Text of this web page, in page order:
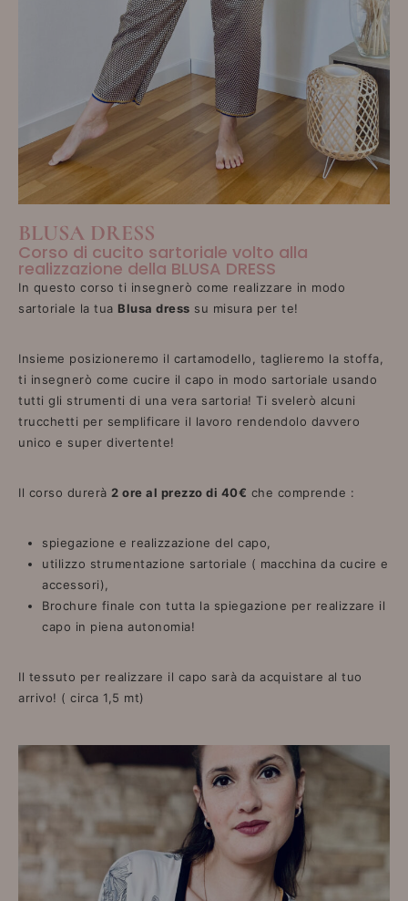
BLUSA DRESS
Corso di cucito sartoriale volto alla
realizzazione della BLUSA DRESS
In questo corso ti insegnerò come realizzare in modo
sartoriale la tua Blusa dress su misura per te!
Insieme posizioneremo il cartamodello, taglieremo la stoffa,
ti insegnerò come cucire il capo in modo sartoriale usando
tutti gli strumenti di una vera sartoria! Ti svelerò alcuni
trucchetti per semplificare il lavoro rendendolo davvero
unico e super divertente!
Il corso durerà 2 ore al prezzo di 40€ che comprende :
spiegazione e realizzazione del capo,
utilizzo strumentazione sartoriale ( macchina da cucire e
accessori),
Brochure finale con tutta la spiegazione per realizzare il
capo in piena autonomia!
Il tessuto per realizzare il capo sarà da acquistare al tuo
arrivo! ( circa 1,5 mt)